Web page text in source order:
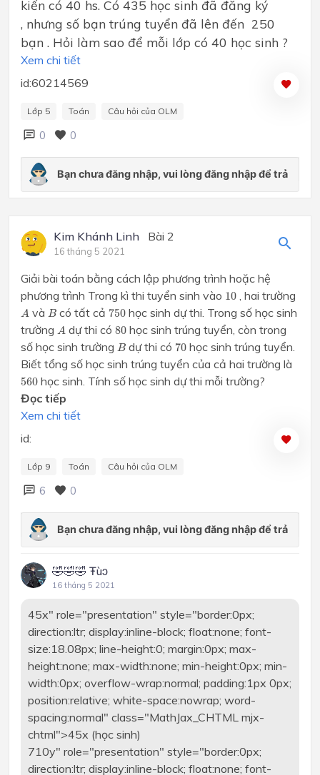
kiến có 40 hs. Có 435 học sinh đã đăng ký
, nhưng số bạn trúng tuyển đã lên đến 250
bạn . Hỏi làm sao để mỗi lớp có 40 học sinh ?
Xem chi tiết
id:60214569
Lớp 5 Toán Câu hỏi của OLM
0 0
Kim Khánh Linh Bài 2
16 tháng 5 2021
Giải bài toán bằng cách lập phương trình hoặc hệ
phương trình Trong kì thi tuyển sinh vào 10
10 , hai trường
A
A và B
B có tất cả 750
750học sinh dự thi. Trong số học sinh
trường A
A dự thi có 80
80 học sinh trúng tuyển, còn trong
số học sinh trường B
B dự thi có 70
70 học sinh trúng tuyển.
Biết tổng số học sinh trúng tuyển của cả hai trường là
560
560học sinh. Tính số học sinh dự thi mỗi trường?
Đọc tiếp
Xem chi tiết
id:
Lớp 9 Toán Câu hỏi của OLM
6 0
🤣🤣🤣 Ŧùɔ
16 tháng 5 2021
45x" role="presentation" style="border:0px;
direction:ltr; display:inline-block; float:none; font-
size:18.08px; line-height:0; margin:0px; max-
height:none; max-width:none; min-height:0px; min-
width:0px; overflow-wrap:normal; padding:1px 0px;
position:relative; white-space:nowrap; word-
spacing:normal" class="MathJax_CHTML mjx-
chtml">45x (học sinh)
710y" role="presentation" style="border:0px;
direction:ltr; display:inline-block; float:none; font-